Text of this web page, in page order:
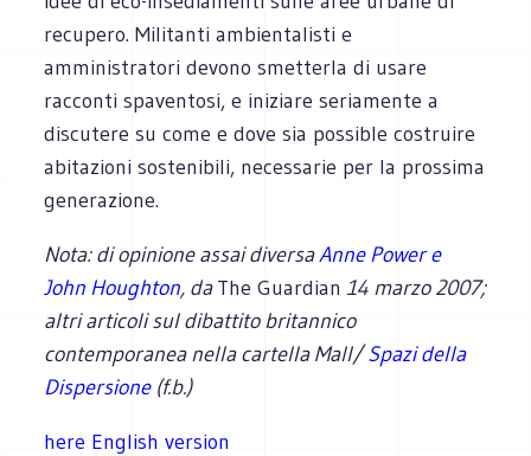
recupero. Militanti ambientalisti e
amministratori devono smetterla di usare
racconti spaventosi, e iniziare seriamente a
discutere su come e dove sia possible costruire
abitazioni sostenibili, necessarie per la prossima
generazione.
Nota: di opinione assai diversaAnne Power e
John Houghton, daThe Guardian 14 marzo 2007;
altri articoli sul dibattito britannico
contemporanea nella cartella Mall/Spazi della
Dispersione(f.b.)
here English version